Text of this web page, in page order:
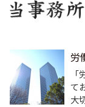
労
て
大